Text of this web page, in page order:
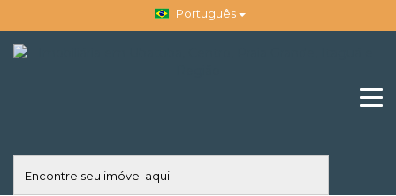
Português